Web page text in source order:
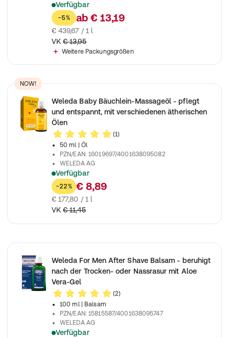
Verfügbar
Die parfümfreie, reichhaltige Creme mit Bio-Mandelöl
-5% ab € 13,19
€ 439,67 / 1 l
VK € 13,95
Weitere Packungsgrößen
NOW!
Weleda Baby Bäuchlein-Massageöl - pflegt
und entspannt, mit verschiedenen ätherischen
Ölen
(1)
50 ml
| Öl
PZN/EAN:16019697/4001638095082
WELEDA AG
Verfügbar
Naturkosmetik Baby Massageöl für eine sanfte
-22% € 8,89
€ 177,80 / 1 l
VK € 11,45
Weleda For Men After Shave Balsam - beruhigt
nach der Trocken- oder Nassrasur mit Aloe
Vera-Gel
(2)
100 ml
| Balsam
PZN/EAN:15815587/4001638095747
WELEDA AG
Verfügbar